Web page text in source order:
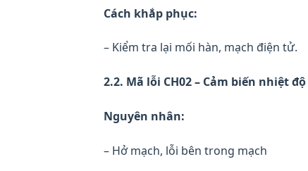
Cách khắp phục:
– Kiểm tra lại mối hàn, mạch điện tử.
2.2. Mã lỗi CH02 – Cảm biến nhiệt
Nguyên nhân:
– Hở mạch, lỗi bên trong mạch